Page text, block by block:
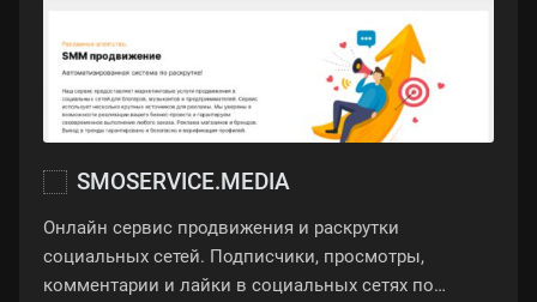
SMOSERVICE.MEDIA
Онлайн сервис продвижения и раскрутки
социальных сетей. Подписчики, просмотры,
комментарии и лайки в социальных сетях по